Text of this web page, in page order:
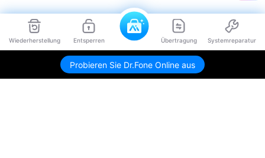
Wiederherstellung Entsperren Übertragung Systemreparatur
Probieren Sie Dr.Fone Online aus